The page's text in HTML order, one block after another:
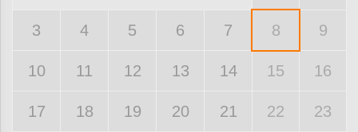
3 4 5 6 7 8 9
10 11 12 13 14 15 16
17 18 19 20 21 22 23